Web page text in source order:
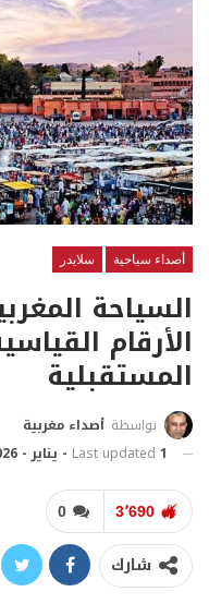
أصداء سياحية سلايدر
الأرقام
المستقبلية
بواسطة أصداء مغربية
Last updated 1 - يناير - 2026 | 11:41 صباحًا
0 3٬690
شارك